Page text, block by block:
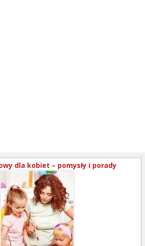
dla kobiet – pomysły i porady